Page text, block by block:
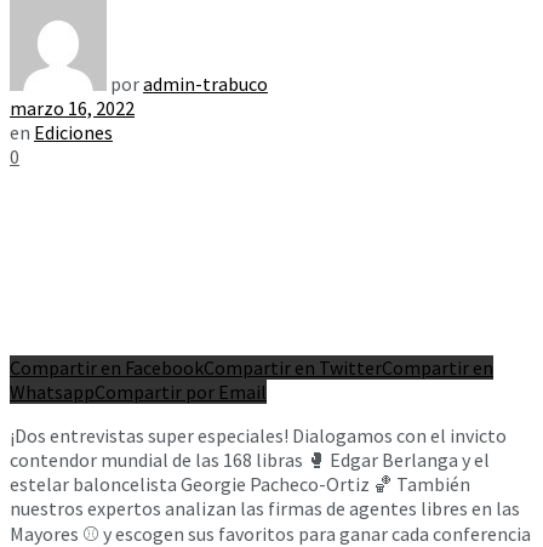
poradmin-trabuco
marzo 16, 2022
en Ediciones
0
Compartir en FacebookCompartir en TwitterCompartir en
WhatsappCompartir por Email
¡Dos entrevistas super especiales! Dialogamos con el invicto
contendor mundial de las 168 libras 🥊 Edgar Berlanga y el
estelar baloncelista Georgie Pacheco-Ortiz 🏀 También
nuestros expertos analizan las firmas de agentes libres en las
Mayores ⚾️ y escogen sus favoritos para ganar cada conferencia